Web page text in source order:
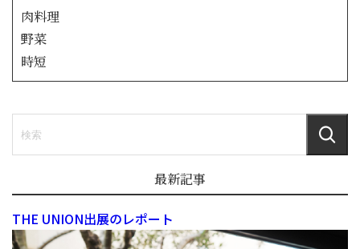
肉料理
野菜
時短
最新記事
THE UNION出展のレポート